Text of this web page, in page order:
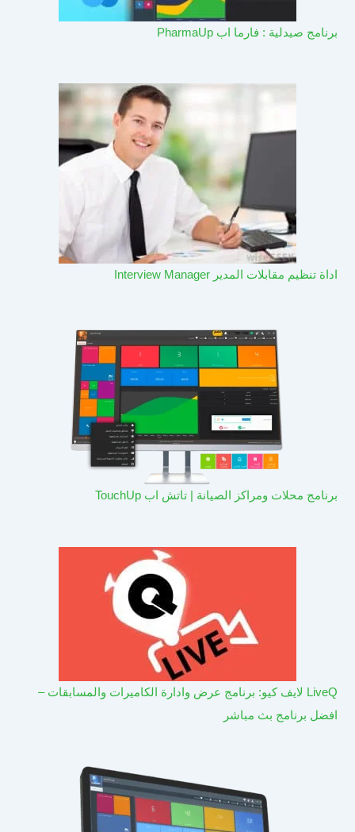
برنامج صيدلية : فارما اب PharmaUp​
اداة تنظيم مقابلات المدير Interview Manager
برنامج محلات ومراكز الصيانة | تاتش اب TouchUp
LiveQ لايف كيو: برنامج عرض وادارة الكاميرات والمسابقات –
افضل برنامج بث مباشر